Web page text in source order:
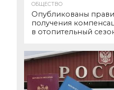
ОБЩЕСТВО
Опубликованы
получения
в отопительный